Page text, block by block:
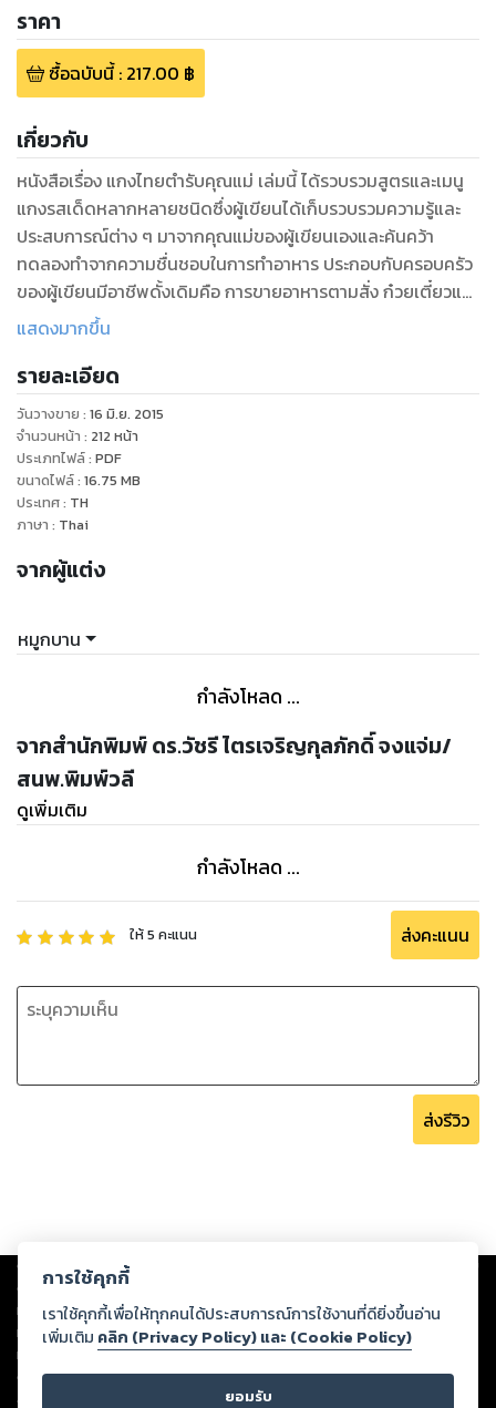
ราคา
ซื้อฉบับนี้: 217.00 ฿
เกี่ยวกับ
หนังสือเรื่อง แกงไทยตำรับคุณแม่ เล่มนี้ ได้รวบรวมสูตรและเมนู
แกงรสเด็ดหลากหลายชนิดซึ่งผู้เขียนได้เก็บรวบรวมความรู้และ
ประสบการณ์ต่าง ๆ มาจากคุณแม่ของผู้เขียนเองและค้นคว้า
ทดลองทำจากความชื่นชอบในการทำอาหาร ประกอบกับครอบครัว
ของผู้เขียนมีอาชีพดั้งเดิมคือ การขายอาหารตามสั่ง ก๋วยเตี๋ยวและ
กาแฟโบราณ
รวมถึงวิธีการและรายละเอียดในการปรุง ตลอดจนเคล็ดลับ และ
ความรู้ด้านต่าง ๆ ในการปรุงแกงให้มีรสชาติที่อร่อยเอาไว้อย่าง
ละเอียดเรียกได้ว่าครบถ้วนเกือบทุกชนิดเลยก็ว่าได้
ควรค่าอย่างยิ่งที่ท่านผู้อ่านจะได้มีเก็บไว้ทดลองปรุงอาหารรับ
ประทานเองที่บ้านหรือจะนำไปประกอบเป็นอาชีพก็นับว่าเป็นสิ่งที่ดี
แสดงมากขึ้น
รายละเอียด
วันวางขาย : 16 มิ.ย. 2015
จำนวนหน้า : 212 หน้า
ประเภทไฟล์: PDF
ขนาดไฟล์: 16.75 MB
ประเทศ: TH
ภาษา : Thai
จากผู้แต่ง
หมูกบาน
กำลังโหลด ...
จากสำนักพิมพ์ ดร.วัชรี ไตรเจริญกุลภักดิ์ จงแจ่ม/
สนพ.พิมพ์วลี
ดูเพิ่มเติม
กำลังโหลด ...
ให้5 คะแนน ส่งคะแนน
ส่งรีวิว
Copyright © 2026
ต่อผลงานหรือเนื้อหาใดที่อัปโหลดผ่านเว็บไซต์และปรากฏว่าละเมิดสิทธิใน
ทรัพย์สินทางปัญญาของบุคคลอื่นหรือขัดต่อกฎหมายและศีลธรรม ดังนั้น ผู้อ่าน
ทุกท่านโปรดใช้วิจารณญาณในการกลั่นกรองด้วยตนเอง และหากท่านพบว่าส่วน
หนึ่งส่วนใดขัดต่อกฎหมายและศีลธรรม กรุณาแจ้งมายังบริษัท เพื่อทีมงานจะได้
ดำเนินการในทันที ทั้งนี้ ทางสตอรี่ล็อกขอสงวนลิขสิทธิ์ตามพระราชบัญญัติ
ลิขสิทธิ์ พ.ศ. 2537 (ฉบับล่าสุด)
การใช้คุกกี้
เราใช้คุกกี้เพื่อให้ทุกคนได้ประสบการณ์การใช้งานที่ดียิ่งขึ้นอ่าน
เพิ่มเติม คลิก (Privacy Policy) และ (Cookie Policy)
ยอมรับ